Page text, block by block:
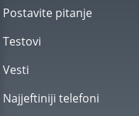
Postavite pitanje
Testovi
Vesti
Najjeftiniji telefoni